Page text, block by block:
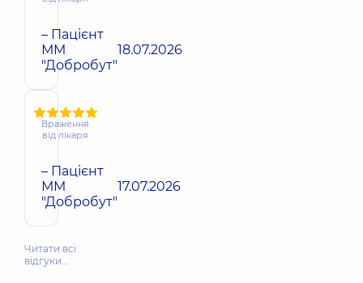
– Пацієнт
ММ
"Добробут"
18.07.2026
Враження
від лікаря
– Пацієнт
ММ
"Добробут"
17.07.2026
Читати всі
відгуки…